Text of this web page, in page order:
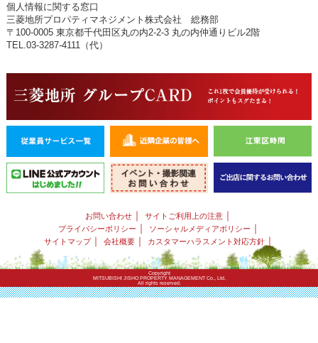
個人情報に関する窓口
三菱地所プロパティマネジメント株式会社 総務部
〒100-0005 東京都千代田区丸の内2-2-3 丸の内仲通りビル2階
TEL.03-3287-4111（代）
お問い合わせ ｜ サイトご利用上の注意 ｜
プライバシーポリシー ｜ ソーシャルメディアポリシー ｜
サイトマップ｜ 会社概要｜ カスタマーハラスメント対応方針｜
Copyright
MITSUBISHI JISHO PROPERTY MANAGEMENT Co., Ltd.
All rights reserved.